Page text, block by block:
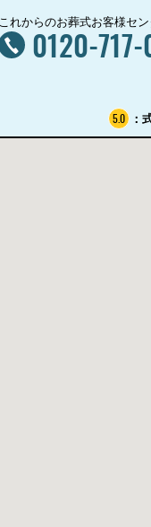
これからのお葬式お客様セ
0120-
5.0 ：